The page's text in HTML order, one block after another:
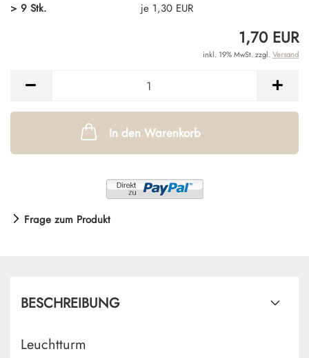
> 9 Stk.
je 1,30 EUR
1,70 EUR
inkl. 19% MwSt. zzgl. Versand
In den Warenkorb
Frage zum Produkt
BESCHREIBUNG
Leuchtturm